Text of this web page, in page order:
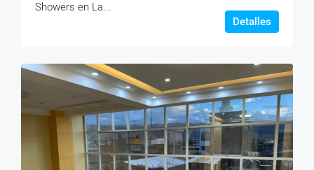
Showers en La...
Detalles